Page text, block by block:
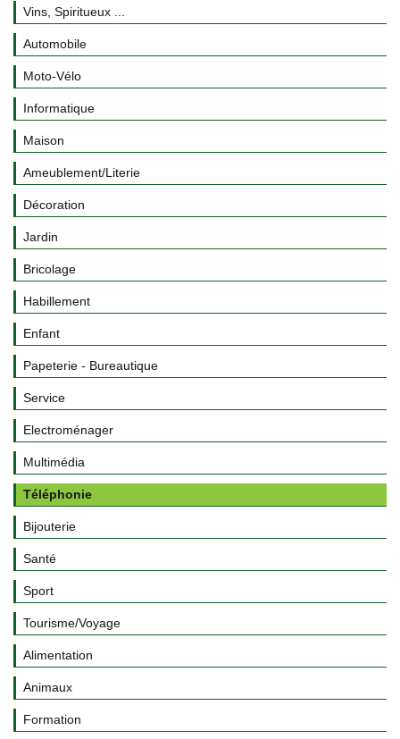
Vins, Spiritueux ...
Automobile
Moto-Vélo
Informatique
Maison
Ameublement/Literie
Décoration
Jardin
Bricolage
Habillement
Enfant
Papeterie - Bureautique
Service
Electroménager
Multimédia
Téléphonie
Bijouterie
Santé
Sport
Tourisme/Voyage
Alimentation
Animaux
Formation